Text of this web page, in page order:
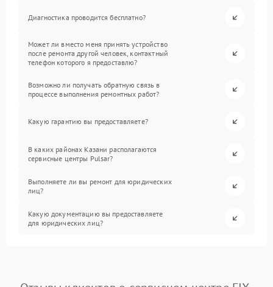
Диагностика проводится бесплатно?
Может ли вместо меня принять устройство
после ремонта другой человек, контактный
телефон которого я предоставлю?
Возможно ли получать обратную связь в
процессе выполнения ремонтных работ?
Какую гарантию вы предоставляете?
В каких районах Казани располагаются
сервисные центры Pulsar?
Выполняете ли вы ремонт для юридических
лиц?
Какую документацию вы предоставляете
для юридических лиц?